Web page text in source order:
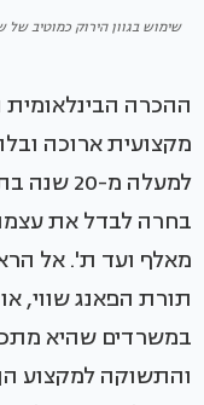
שימוש בגוון הירוק כמוטיב
ההכרה
מקצועית ארוכה
למעלה
בחרה לבדל את עצמה
מאלף ועד ת'. אל
תורת הפאנג שווי,
במשרדים שהיא
והתשוקה למקצוע